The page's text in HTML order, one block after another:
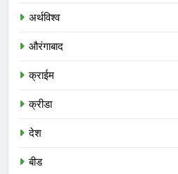
अर्थविश्व
औरंगाबाद
क्राईम
क्रीडा
देश
बीड